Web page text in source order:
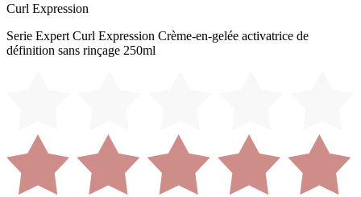
Curl Expression
Serie Expert Curl Expression Crème-en-gelée activatrice de
définition sans rinçage 250ml